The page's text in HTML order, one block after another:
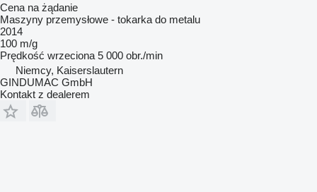
Cena na żądanie
Maszyny przemysłowe - tokarka do metalu
2014
100 m/g
Prędkość wrzeciona 5 000 obr./min
Niemcy, Kaiserslautern
GINDUMAC GmbH
Kontakt z dealerem